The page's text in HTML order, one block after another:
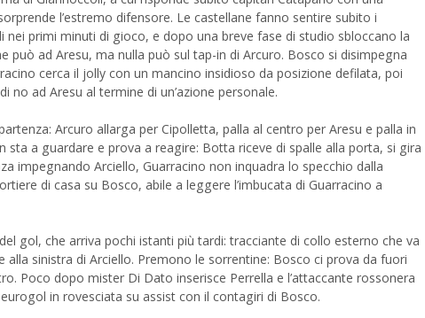
l’estremo difensore. Le castellane fanno sentire subito i
nei primi minuti di gioco, e dopo una breve fase di studio sbloccano la
può ad Aresu, ma nulla può sul tap-in di Arcuro. Bosco si disimpegna
cerca il jolly con un mancino insidioso da posizione defilata, poi
no ad Aresu al termine di un’azione personale.
Arcuro allarga per Cipolletta, palla al centro per Aresu e palla in
sta a guardare e prova a reagire: Botta riceve di spalle alla porta, si gira
impegnando Arciello, Guarracino non inquadra lo specchio dalla
di casa su Bosco, abile a leggere l’imbucata di Guarracino a
gol, che arriva pochi istanti più tardi: tracciante di collo esterno che va
sinistra di Arciello. Premono le sorrentine: Bosco ci prova da fuori
Poco dopo mister Di Dato inserisce Perrella e l’attaccante rossonera
in rovesciata su assist con il contagiri di Bosco.